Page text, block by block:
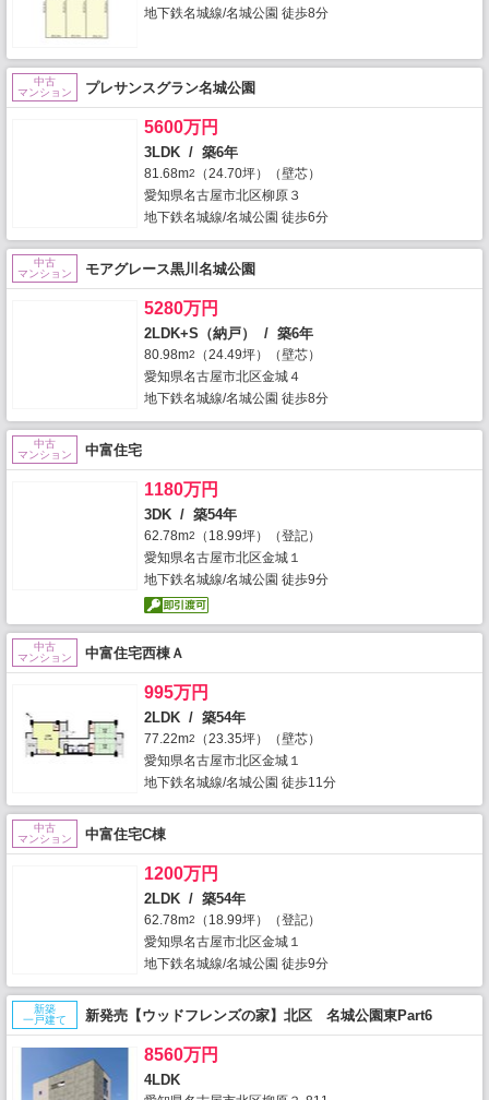
地下鉄名城線/名城公園 徒歩8分
中古
マンション
プレサンスグラン名城公園
5600万円
3LDK / 築6年
81.68m2
（24.70坪）（壁芯）
愛知県名古屋市北区柳原３
地下鉄名城線/名城公園 徒歩6分
中古
マンション
モアグレース黒川名城公園
5280万円
2LDK+S（納戸） / 築6年
80.98m2
（24.49坪）（壁芯）
愛知県名古屋市北区金城４
地下鉄名城線/名城公園 徒歩8分
中古
マンション
中富住宅
1180万円
3DK / 築54年
62.78m2
（18.99坪）（登記）
愛知県名古屋市北区金城１
地下鉄名城線/名城公園 徒歩9分
中古
マンション
中富住宅西棟Ａ
995万円
2LDK / 築54年
77.22m2
（23.35坪）（壁芯）
愛知県名古屋市北区金城１
地下鉄名城線/名城公園 徒歩11分
中古
マンション
中富住宅C棟
1200万円
2LDK / 築54年
62.78m2
（18.99坪）（登記）
愛知県名古屋市北区金城１
地下鉄名城線/名城公園 徒歩9分
新築
一戸建て
新発売【ウッドフレンズの家】北区 名城公園東Part6
8560万円
4LDK